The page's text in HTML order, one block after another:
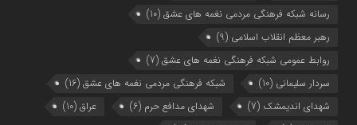
رسانه شبکه فرهنگی مردمی نغمه های عشق (10)
رهبر معظم انقلاب اسلامی (9)
روابط عمومی شبکه فرهنگی نغمه های عشق (7)
سردار سلیمانی (10) شبکه فرهنگی مردمی نغمه های عشق (16)
شهدای اندیمشک (7) شهدای مدافع حرم (6) عراق (10)